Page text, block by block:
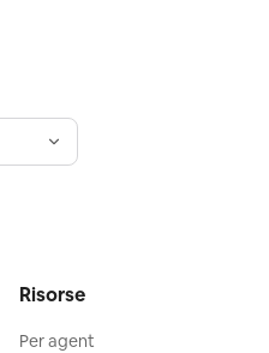
Risorse
Per agent